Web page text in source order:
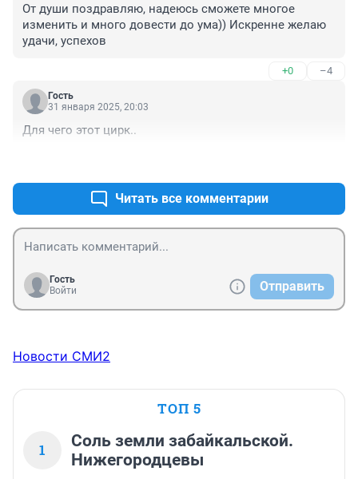
От души поздравляю, надеюсь сможете многое
изменить и много довести до ума)) Искренне желаю
удачи, успехов
+0 –4
Гость
31 января 2025, 20:03
Для чего этот цирк..
Читать все комментарии
Гость
Войти
Отправить
Новости СМИ2
ТОП 5
1
Соль земли забайкальской.
Нижегородцевы